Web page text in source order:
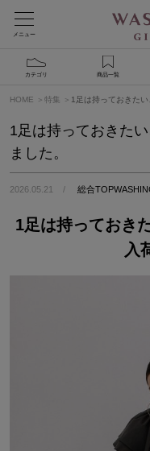
メニュー
カテゴリ 商品一覧
HOME 特集 1足は持っておきたい
1足は持っておきた
ました。
2026.05.21 総合
1足は持っておき
入